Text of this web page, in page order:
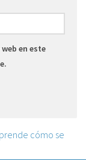
en este
cómo se